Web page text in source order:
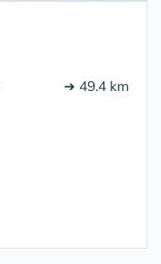
➔ 49.4 km